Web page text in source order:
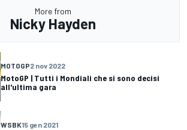
More from
Nicky Hayden
MOTOGP2 nov 2022
MotoGP | Tutti i Mondiali che si sono decisi
all'ultima gara
WSBK15 gen 2021